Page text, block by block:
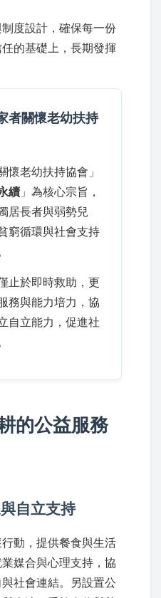
度設計，確保每一份
的基礎上，長期發揮
者關懷老幼扶持
懷老幼扶持協會」
續 」為核心宗旨，
居長者與弱勢兒
窮循環與社會支持
止於即時救助，更
務與能力培力，協
自立能力，促進社
的公益服務
自立支持
動，提供餐食與生活
媒合與心理支持，協
社會連結。另設置公